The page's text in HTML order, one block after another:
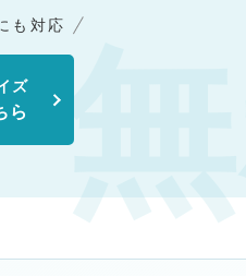
ズ
ら
も対応